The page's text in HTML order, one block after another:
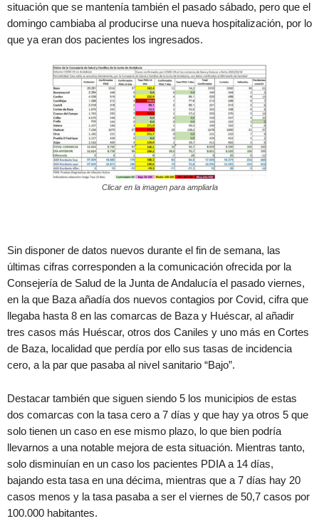
situación que se mantenía también el pasado sábado, pero que el
domingo cambiaba al producirse una nueva hospitalización, por lo
que ya eran dos pacientes los ingresados.
Clicar en la imagen para ampliarla
Sin disponer de datos nuevos durante el fin de semana, las
últimas cifras corresponden a la comunicación ofrecida por la
Consejería de Salud de la Junta de Andalucía el pasado viernes,
en la que Baza añadía dos nuevos contagios por Covid, cifra que
llegaba hasta 8 en las comarcas de Baza y Huéscar, al añadir
tres casos más Huéscar, otros dos Caniles y uno más en Cortes
de Baza, localidad que perdía por ello sus tasas de incidencia
cero, a la par que pasaba al nivel sanitario “Bajo”.
Destacar también que siguen siendo 5 los municipios de estas
dos comarcas con la tasa cero a 7 días y que hay ya otros 5 que
solo tienen un caso en ese mismo plazo, lo que bien podría
llevarnos a una notable mejora de esta situación. Mientras tanto,
solo disminuían en un caso los pacientes PDIA a 14 días,
bajando esta tasa en una décima, mientras que a 7 días hay 20
casos menos y la tasa pasaba a ser el viernes de 50,7 casos por
100.000 habitantes.